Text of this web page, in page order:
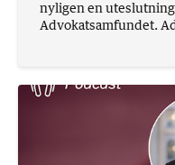
nyligen en
Advokatsamfundet.